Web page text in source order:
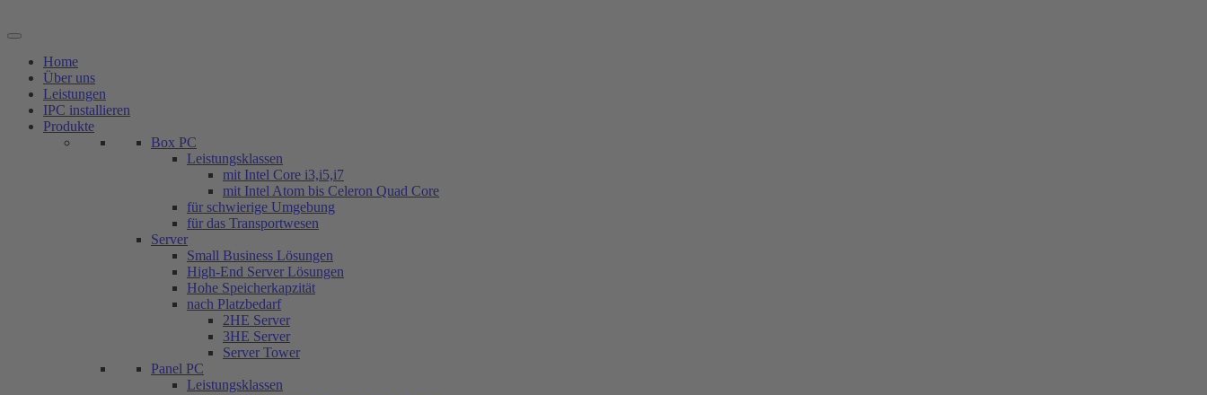
Inhalt
Home
Über uns
Leistungen
IPC installieren
Produkte
Box PC
Leistungsklassen
mit Intel Core i3,i5,i7
mit Intel Atom bis Celeron Quad Core
für schwierige Umgebung
für das Transportwesen
Server
Small Business Lösungen
High-End Server Lösungen
Hohe Speicherkapzität
nach Platzbedarf
2HE Server
3HE Server
Server Tower
Panel PC
Leistungsklassen